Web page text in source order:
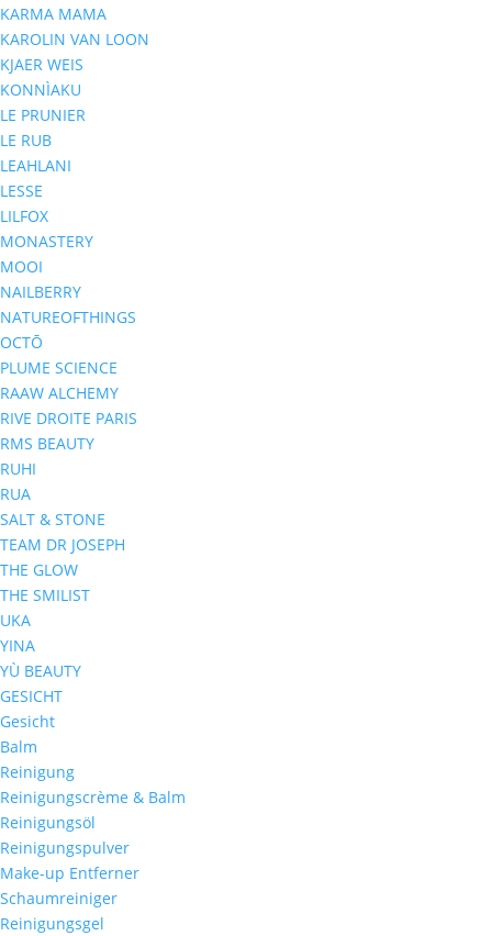
KARMA MAMA
KAROLIN VAN LOON
KJAER WEIS
KONNÌAKU
LE PRUNIER
LE RUB
LEAHLANI
LESSE
LILFOX
MONASTERY
MOOI
NAILBERRY
NATUREOFTHINGS
OCTŌ
PLUME SCIENCE
RAAW ALCHEMY
RIVE DROITE PARIS
RMS BEAUTY
RUHI
RUA
SALT & STONE
TEAM DR JOSEPH
THE GLOW
THE SMILIST
UKA
YINA
YÙ BEAUTY
GESICHT
Gesicht
Balm
Reinigung
Reinigungscrème & Balm
Reinigungsöl
Reinigungspulver
Make-up Entferner
Schaumreiniger
Reinigungsgel